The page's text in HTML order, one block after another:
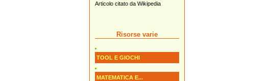
Articolo citato da Wikipedia
Risorse varie
TOOL E GIOCHI
MATEMATICA E...